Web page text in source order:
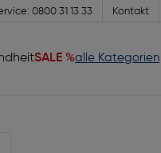
0800 31 13 33 Kontakt
SALE %alle Kategorien